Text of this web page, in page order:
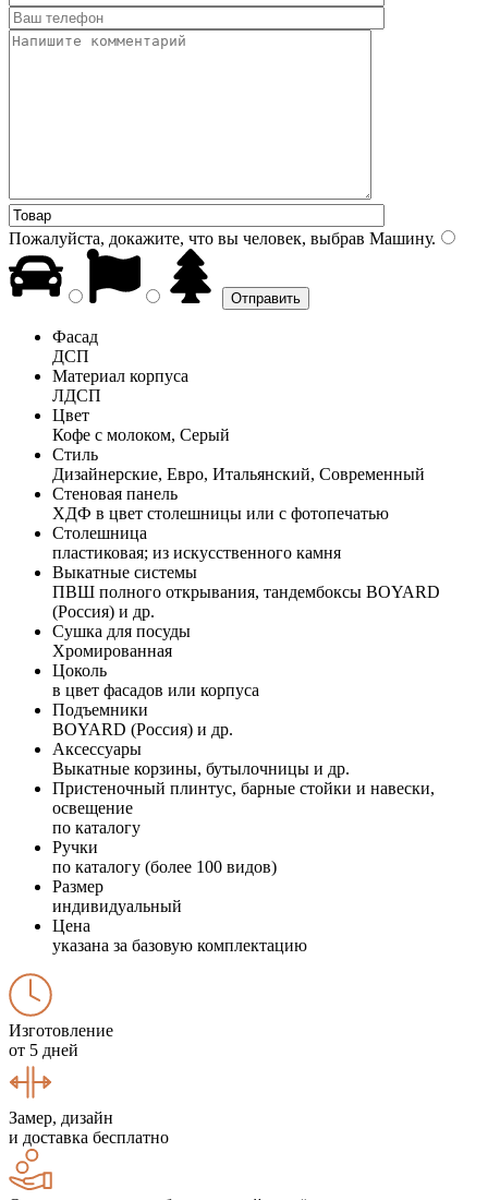
Пожалуйста, докажите, что вы человек, выбрав Машину.
Фасад
ДСП
Материал корпуса
ЛДСП
Цвет
Кофе с молоком, Серый
Стиль
Дизайнерские, Евро, Итальянский, Современный
Стеновая панель
ХДФ в цвет столешницы или с фотопечатью
Столешница
пластиковая; из искусственного камня
Выкатные системы
ПВШ полного открывания, тандембоксы BOYARD
(Россия) и др.
Сушка для посуды
Хромированная
Цоколь
в цвет фасадов или корпуса
Подъемники
BOYARD (Россия) и др.
Аксессуары
Выкатные корзины, бутылочницы и др.
Пристеночный плинтус, барные стойки и навески,
освещение
по каталогу
Ручки
по каталогу (более 100 видов)
Размер
индивидуальный
Цена
указана за базовую комплектацию
Изготовление
от 5 дней
Замер, дизайн
и доставка бесплатно